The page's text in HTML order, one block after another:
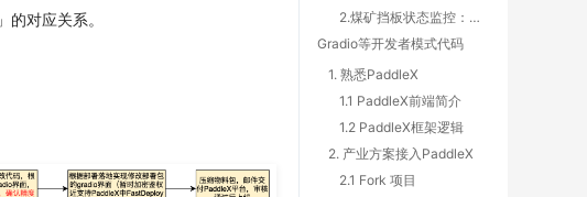
2.煤矿挡板状态监控：算法优势
Gradio等开发者模式代码
1. 熟悉PaddleX
1.1 PaddleX前端简介
1.2 PaddleX框架逻辑
2. 产业方案接入PaddleX
2.1 Fork 项目
对应关系。